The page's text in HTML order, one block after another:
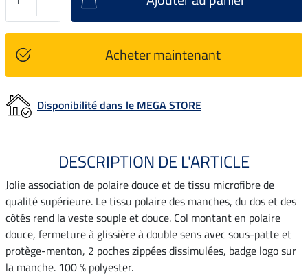
Acheter maintenant
Disponibilité dans le MEGA STORE
DESCRIPTION DE L'ARTICLE
Jolie association de polaire douce et de tissu microfibre de
qualité supérieure. Le tissu polaire des manches, du dos et des
côtés rend la veste souple et douce. Col montant en polaire
douce, fermeture à glissière à double sens avec sous-patte et
protège-menton, 2 poches zippées dissimulées, badge logo sur
la manche. 100 % polyester.